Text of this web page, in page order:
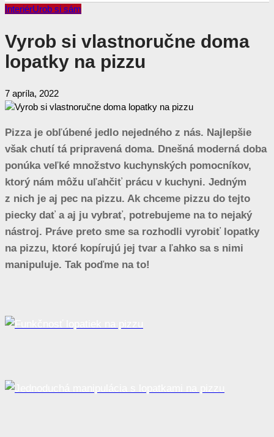
InteriérUrob si sám
Vyrob si vlastnoručne doma
lopatky na pizzu
7 apríla, 2022
Pizza je obľúbené jedlo nejedného z nás. Najlepšie
však chutí tá pripravená doma. Dnešná moderná doba
ponúka veľké množstvo kuchynských pomocníkov,
ktorý nám môžu uľahčiť prácu v kuchyni. Jedným
z nich je aj pec na pizzu. Ak chceme pizzu do tejto
piecky dať a aj ju vybrať, potrebujeme na to nejaký
nástroj. Práve preto sme sa rozhodli vyrobiť lopatky
na pizzu, ktoré kopírujú jej tvar a ľahko sa s nimi
manipuluje. Tak poďme na to!